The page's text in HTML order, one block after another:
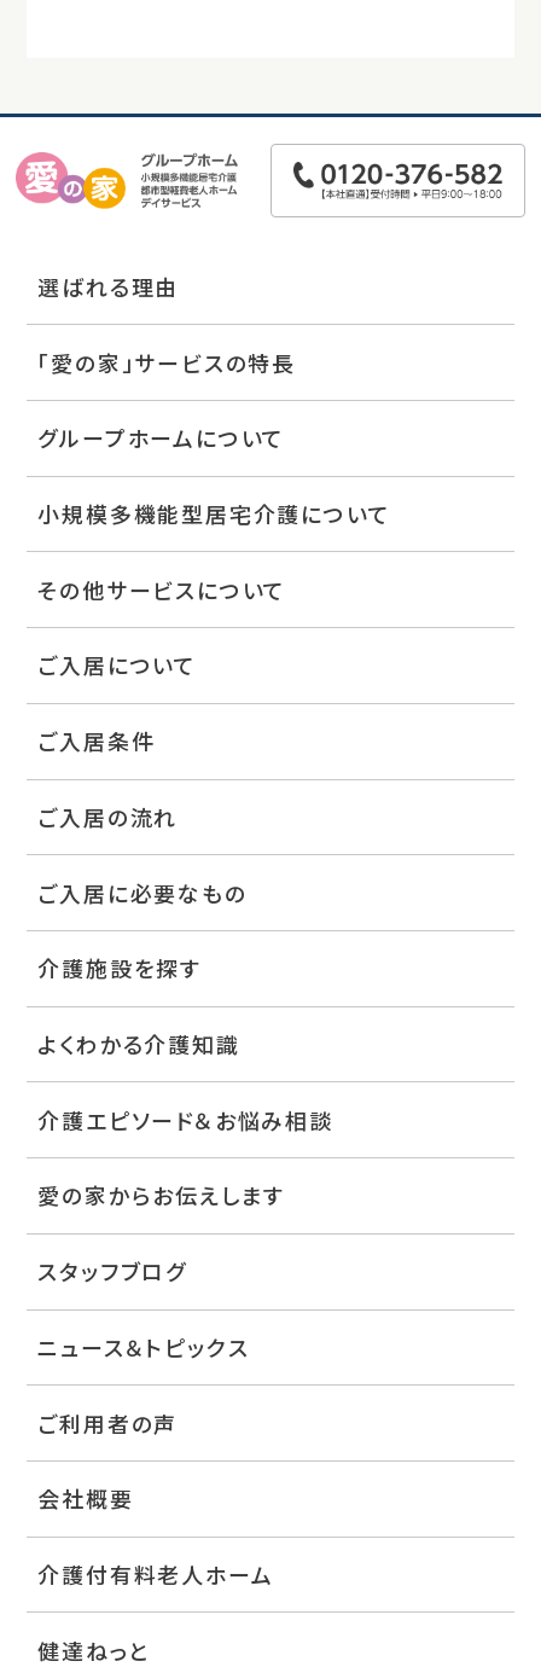
選ばれる理由
「愛の家」サービスの特長
グループホームについて
小規模多機能型居宅介護について
その他サービスについて
ご入居について
ご入居条件
ご入居の流れ
ご入居に必要なもの
介護施設を探す
よくわかる介護知識
介護エピソード＆お悩み相談
愛の家からお伝えします
スタッフブログ
ニュース＆トピックス
ご利用者の声
会社概要
介護付有料老人ホーム
健達ねっと